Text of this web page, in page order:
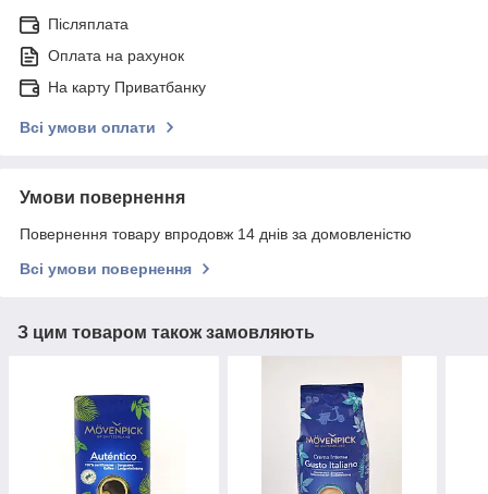
Післяплата
Оплата на рахунок
На карту Приватбанку
Всі умови оплати
Умови повернення
Повернення товару впродовж 14 днів за домовленістю
Всі умови повернення
З цим товаром також замовляють